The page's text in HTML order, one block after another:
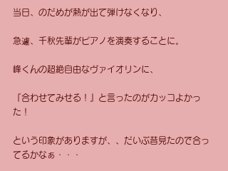
当日、のだめが熱が出て弾けなくなり、
急遽、千秋先輩がピアノを演奏することに。
峰くんの超絶自由なヴァイオリンに、
『合わせてみせる！』と言ったのがカッコよかっ
た！
という印象がありますが、、だいぶ昔見たので合っ
てるかなぁ・・・